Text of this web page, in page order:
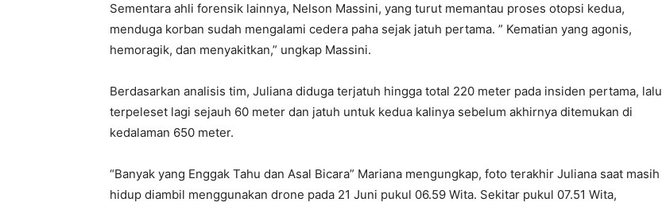
Sementara ahli forensik lainnya, Nelson Massini, yang turut memantau proses otopsi kedua,
menduga korban sudah mengalami cedera paha sejak jatuh pertama. ” Kematian yang agonis,
hemoragik, dan menyakitkan,” ungkap Massini.
Berdasarkan analisis tim, Juliana diduga terjatuh hingga total 220 meter pada insiden pertama, lalu
terpeleset lagi sejauh 60 meter dan jatuh untuk kedua kalinya sebelum akhirnya ditemukan di
kedalaman 650 meter.
“Banyak yang Enggak Tahu dan Asal Bicara” Mariana mengungkap, foto terakhir Juliana saat masih
hidup diambil menggunakan drone pada 21 Juni pukul 06.59 Wita. Sekitar pukul 07.51 Wita,